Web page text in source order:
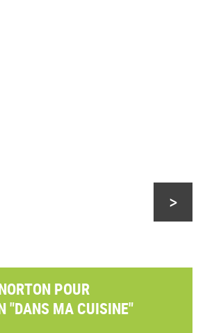
POUR
"DANS MA CUISINE"
>